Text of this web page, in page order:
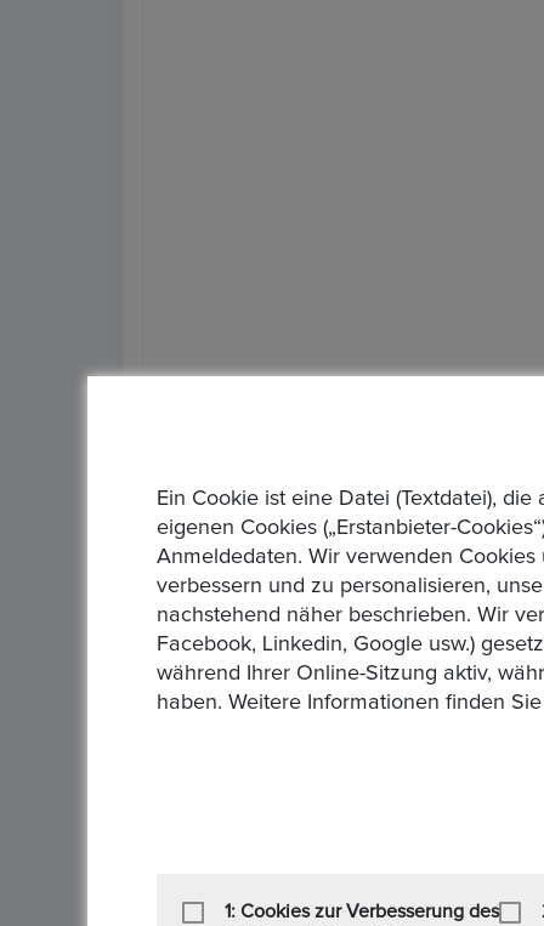
Rücknahmegarantie :Rückgabe innerhalb von
Art des Verkäufers :Geschäftsverkäufer
Art der Steuer :0% Mehrwertsteuer-
Sendung :DHL,UPS
Zahlung : , Banküberweisung
Ein Cookie ist eine Datei (Textdatei),
eigenen Cookies („Erstanbieter-
Anmeldedaten. Wir verwenden Cookies
verbessern und zu personalisieren,
nachstehend näher beschrieben. Wir
Facebook, Linkedin, Google usw.)
während Ihrer Online-Sitzung aktiv,
haben. Weitere Informationen finden
1: Cookies zur Verbesserung des